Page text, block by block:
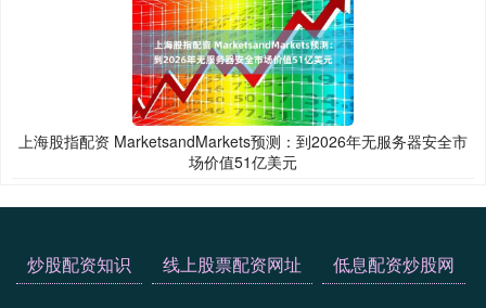
上海股指配资 MarketsandMarkets预测：到2026年无服务器安全市
场价值51亿美元
炒股配资知识 线上股票配资网址 低息配资炒股网